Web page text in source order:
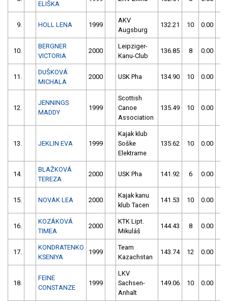
ELIŠKA
9. HOLL LENA 1999
AKV
Augsburg
132.21 10 0.00
10.
BERGNER
VICTORIA
2000
Leipziger-
Kanu-Club
136.85 8 0.00
11.
DUŠKOVÁ
MICHALA
2000 USK Pha 134.90 10 0.00
12.
JENNINGS
MADDY
1999
Scottish
Canoe
Association
135.49 10 0.00
13. JEKLIN EVA 1999
Kajak klub
Soške
Elektrarne
135.62 10 0.00
14.
BLAŽKOVÁ
TEREZA
2000 USK Pha 141.92 6 0.00
15. NOVAK LEA 2000
Kajak kanu
klub Tacen
141.53 10 0.00
16.
KOZÁKOVÁ
TIMEA
2000
KTK Lipt.
Mikuláš
144.43 8 0.00
17.
KONDRATENKO
KSENIYA
1999
Team
Kazachstan
143.74 12 0.00
18.
FEINE
CONSTANZE
1999
LKV
Sachsen-
Anhalt
149.06 10 0.00